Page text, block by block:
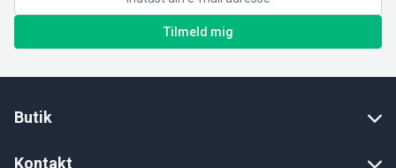
Tilmeld mig
Butik
Kontakt